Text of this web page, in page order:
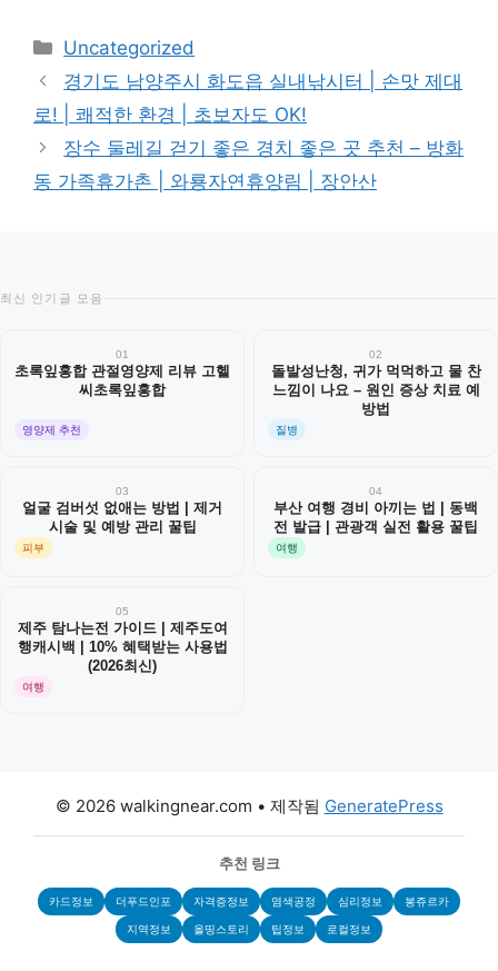
카
테
고
리
Uncategorized
경기도 남양주시 화도읍 실내낚시터 | 손맛 제대
로! | 쾌적한 환경 | 초보자도 OK!
장수 둘레길 걷기 좋은 경치 좋은 곳 추천 – 방화
동 가족휴가촌 | 와룡자연휴양림 | 장안산
최신 인기글 모음
01
초록잎홍합 관절영양제 리뷰 고헬
씨초록잎홍합
영양제 추천
02
돌발성난청, 귀가 먹먹하고 물 찬
느낌이 나요 – 원인 증상 치료 예
방법
질병
03
얼굴 검버섯 없애는 방법 | 제거
시술 및 예방 관리 꿀팁
피부
04
부산 여행 경비 아끼는 법 | 동백
전 발급 | 관광객 실전 활용 꿀팁
여행
05
제주 탐나는전 가이드 | 제주도여
행캐시백 | 10% 혜택받는 사용법
(2026최신)
여행
© 2026 walkingnear.com • 제작됨 GeneratePress
추천 링크
카드정보 더푸드인포 자격증정보 염색공정 심리정보 봉쥬르카
지역정보 올띵스토리 팁정보 로컬정보